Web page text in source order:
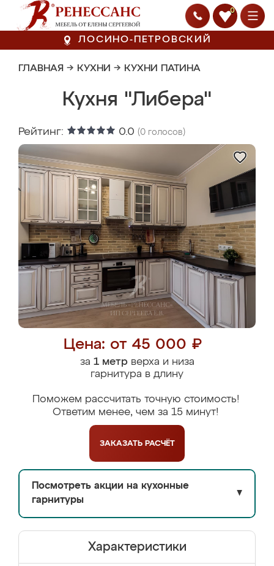
0
ЛОСИНО-ПЕТРОВСКИЙ
ГЛАВНАЯ → КУХНИ → КУХНИ ПАТИНА
Кухня "Либера"
Рейтинг: 0.0 (0 голосов)
Цена: от 45 000 ₽
за 1 метрверха и низа
гарнитура в длину
Поможем рассчитать точную стоимость!
Ответим менее, чем за 15 минут!
ЗАКАЗАТЬ РАСЧЁТ
Посмотреть акции на кухонные
гарнитуры
▼
Характеристики